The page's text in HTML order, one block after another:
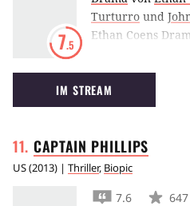
7.5
Turturro und
Ethan Coens
Hölle
IM STREAM
CAPTAIN PHILLIPS
US(2013) | Thriller, Biopic
7.6 647